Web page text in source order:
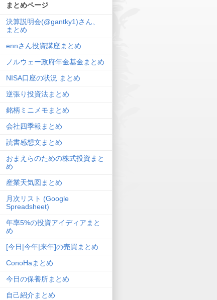
まとめページ
決算説明会(@gantky1)さん、
まとめ
ennさん投資講座まとめ
ノルウェー政府年金基金まとめ
NISA口座の状況 まとめ
逆張り投資法まとめ
銘柄ミニメモまとめ
会社四季報まとめ
読書感想文まとめ
おまえらのための株式投資まと
め
産業天気図まとめ
月次リスト (Google
Spreadsheet)
年率5%の投資アイディアまと
め
[今日|今年|来年]の売買まとめ
ConoHaまとめ
今日の保養所まとめ
自己紹介まとめ